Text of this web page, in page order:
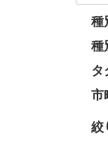
種
種
タ
市
絞